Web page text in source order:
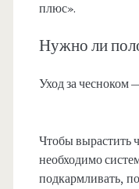
плюс».
Нужно ли
Уход за чесноком
Чтобы вырастить
необходимо
подкармливать,